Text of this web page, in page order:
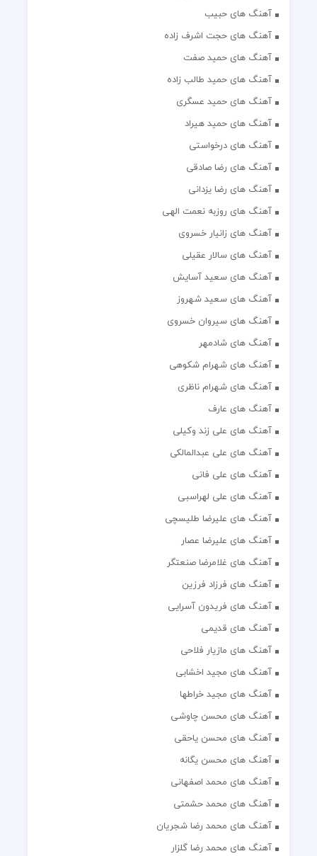
آهنگ های حبیب
آهنگ های حجت اشرف زاده
آهنگ های حمید صفت
آهنگ های حمید طالب زاده
آهنگ های حمید عسگری
آهنگ های حمید هیراد
آهنگ های درخواستی
آهنگ های رضا صادقی
آهنگ های رضا یزدانی
آهنگ های روزبه نعمت الهی
آهنگ های زانیار خسروی
آهنگ های سالار عقیلی
آهنگ های سعید آسایش
آهنگ های سعید شهروز
آهنگ های سیروان خسروی
آهنگ های شادمهر
آهنگ های شهرام شکوهی
آهنگ های شهرام ناظری
آهنگ های عارف
آهنگ های علی زند وکیلی
آهنگ های علی عبدالمالکی
آهنگ های علی فانی
آهنگ های علی لهراسبی
آهنگ های علیرضا طلیسچی
آهنگ های علیرضا عصار
آهنگ های غلامرضا صنعتگر
آهنگ های فرزاد فرزین
آهنگ های فریدون آسرایی
آهنگ های قدیمی
آهنگ های مازیار فلاحی
آهنگ های مجید اخشابی
آهنگ های مجید خراطها
آهنگ های محسن چاوشی
آهنگ های محسن یاحقی
آهنگ های محسن یگانه
آهنگ های محمد اصفهانی
آهنگ های محمد حشمتی
آهنگ های محمد رضا شجریان
آهنگ های محمد رضا گلزار